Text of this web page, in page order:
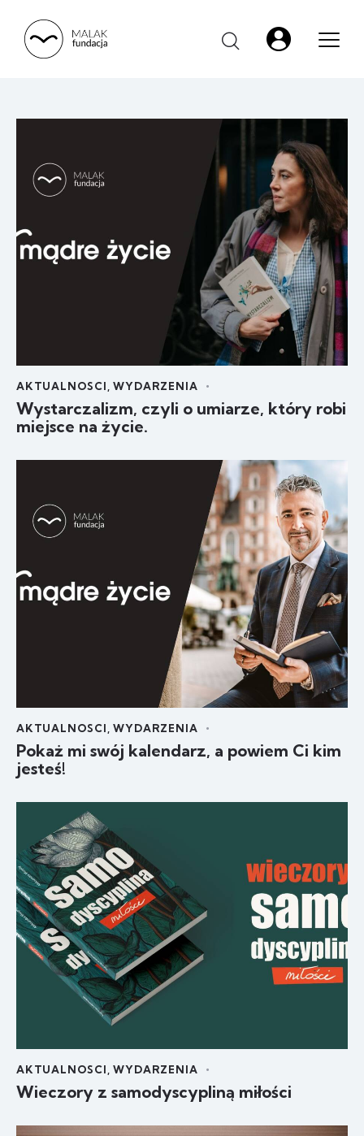
AKTUALNOSCI,WYDARZENIA
Wystarczalizm, czyli o umiarze, który robi
miejsce na życie.
AKTUALNOSCI ,WYDARZENIA
Pokaż mi swój kalendarz, a powiem Ci kim
jesteś!
AKTUALNOSCI,WYDARZENIA
Wieczory z samodyscypliną miłości